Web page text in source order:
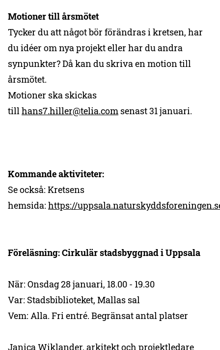
Motioner till årsmötet
Tycker du att något bör förändras i kretsen, har
du idéer om nya projekt eller har du andra
synpunkter? Då kan du skriva en motion till
årsmötet.
Motioner ska skickas
tillhans7.hiller@telia.com senast 31 januari.
Kommande aktiviteter:
Se också: Kretsens
hemsida: https://
Föreläsning: Cirkulär stadsbyggnad i Uppsala
När: Onsdag 28 januari, 18.00 - 19.30
Var: Stadsbiblioteket, Mallas sal
Vem: Alla. Fri entré. Begränsat antal platser
Janica Wiklander, arkitekt och projektledare